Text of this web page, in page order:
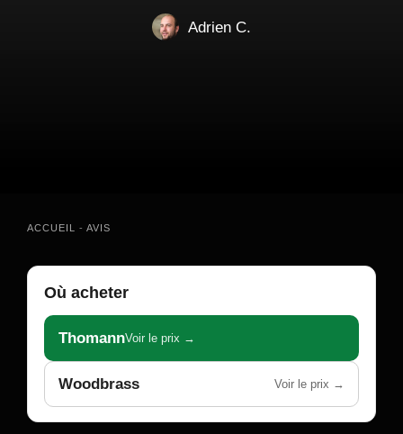
Adrien C.
ACCUEIL - AVIS
Où acheter
ThomannVoir le prix →
Woodbrass Voir le prix →